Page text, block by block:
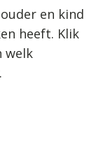
en kind
heeft. Klik
welk